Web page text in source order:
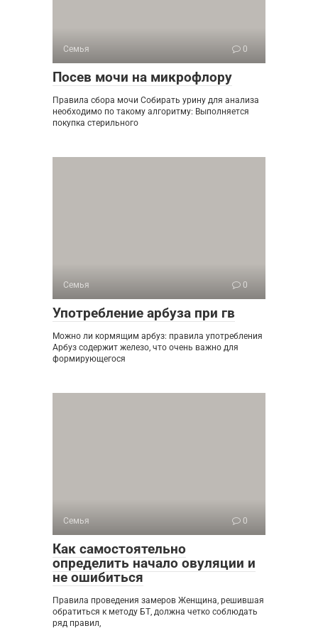
Семья 0
Посев мочи на микрофлору
Правила сбора мочи Собирать урину для анализа
необходимо по такому алгоритму: Выполняется
покупка стерильного
Семья 0
Употребление арбуза при гв
Можно ли кормящим арбуз: правила употребления
Арбуз содержит железо, что очень важно для
формирующегося
Семья 0
Как самостоятельно
определить начало овуляции и
не ошибиться
Правила проведения замеров Женщина, решившая
обратиться к методу БТ, должна четко соблюдать
ряд правил,